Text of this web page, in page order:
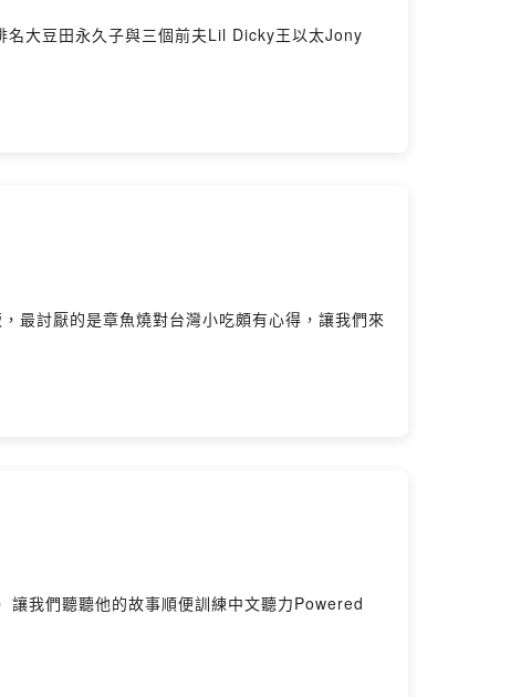
名大豆田永久子與三個前夫Lil Dicky王以太Jony
最討厭的是章魚燒對台灣小吃頗有心得，讓我們來
讓我們聽聽他的故事順便訓練中文聽力Powered